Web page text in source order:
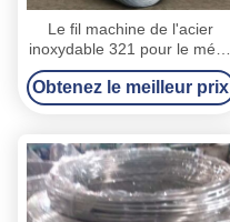
Le fil machine de l'acier
inoxydable 321 pour le métal
raye la longueur faite sur
commande de haute
résistance
Obtenez le meilleur prix